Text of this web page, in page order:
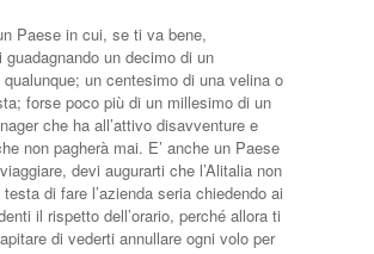
Paese in cui, se ti va bene,
guadagnando un decimo di un
qualunque; un centesimo di una velina o
forse poco più di un millesimo di un
che ha all’attivo disavventure e
non pagherà mai. E’ anche un Paese
devi augurarti che l’Alitalia non
di fare l’azienda seria chiedendo ai
il rispetto dell’orario, perché allora ti
di vederti annullare ogni volo per